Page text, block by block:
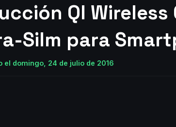
QI
Silm para
el domingo, 24 de julio de 2016